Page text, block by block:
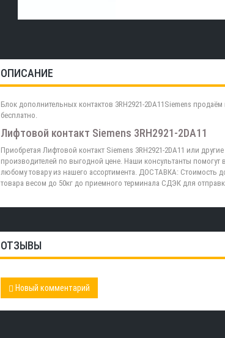
ОПИСАНИЕ
Блок дополнительных контактов 3RH2921-2DA11Siemens
бесплатно.
Лифтовой контакт Siemens 3RH2921-2DA11
Приобретая Лифтовой контакт Siemens 3RH2921-2DA11 или
производителей по выгодной цене. Наши консультанты помогут
любому товару из нашего ассортимента. ДОСТАВКА: Стоимость
товара весом до 50кг до приемного терминала СДЭК для
ОТЗЫВЫ
Новый комментарий